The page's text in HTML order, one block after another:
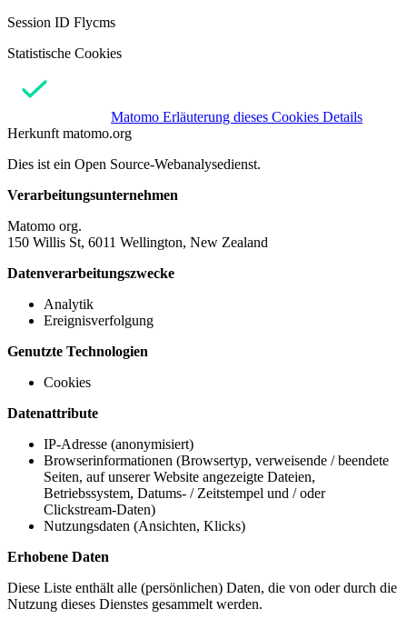
Session ID Flycms
Statistische Cookies
Matomo Erläuterung dieses Cookies Details
Herkunft matomo.org
Dies ist ein Open Source-Webanalysedienst.
Verarbeitungsunternehmen
Matomo org.
150 Willis St, 6011 Wellington, New Zealand
Datenverarbeitungszwecke
Analytik
Ereignisverfolgung
Genutzte Technologien
Cookies
Datenattribute
IP-Adresse (anonymisiert)
Browserinformationen (Browsertyp, verweisende / beendete
Seiten, auf unserer Website angezeigte Dateien,
Betriebssystem, Datums- / Zeitstempel und / oder
Clickstream-Daten)
Nutzungsdaten (Ansichten, Klicks)
Erhobene Daten
Diese Liste enthält alle (persönlichen) Daten, die von oder durch die
Nutzung dieses Dienstes gesammelt werden.